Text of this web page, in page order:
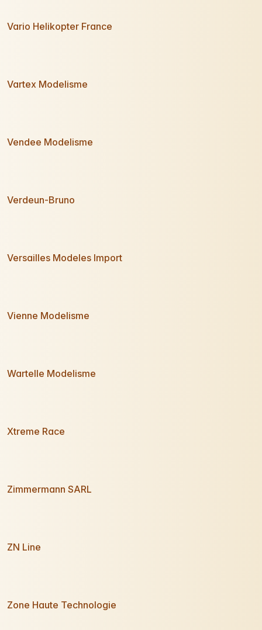
Vario Helikopter France
Vartex Modelisme
Vendee Modelisme
Verdeun-Bruno
Versailles Modeles Import
Vienne Modelisme
Wartelle Modelisme
Xtreme Race
Zimmermann SARL
ZN Line
Zone Haute Technologie